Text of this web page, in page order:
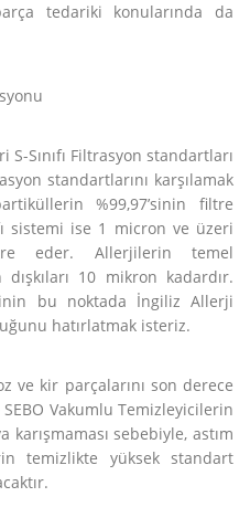
tedariki konularında da
Sınıfı Filtrasyon standartları
standartlarını karşılamak
%99,97’sinin filtre
sistemi ise 1 micron ve üzeri
eder. Allerjilerin temel
10 mikron kadardır.
bu noktada İngiliz Allerji
hatırlatmak isteriz.
ve kir parçalarını son derece
Vakumlu Temizleyicilerin
sebebiyle, astım
temizlikte yüksek standart